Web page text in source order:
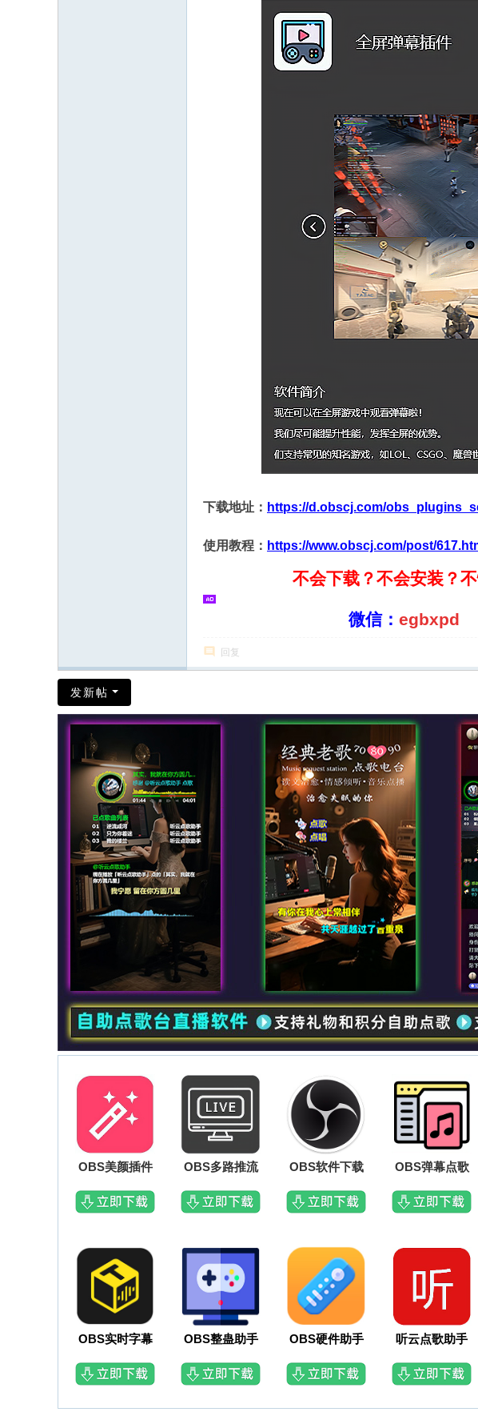
下载地址： https://d.obscj.com/
使用教程： https://www.obscj.com/post/
不会下载？不会安装？
微信： egbxpd
回复
发新帖
OBS美颜插件 OBS多路推流 OBS软件下载 OBS弹幕点歌
OBS实时字幕 OBS整蛊助手 OBS硬件助手 听云点歌助手